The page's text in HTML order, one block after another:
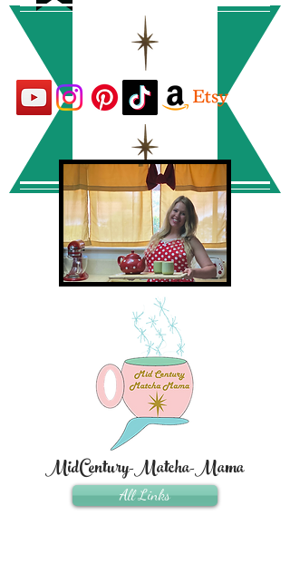
MidCentury-Matcha-Mama
All Links